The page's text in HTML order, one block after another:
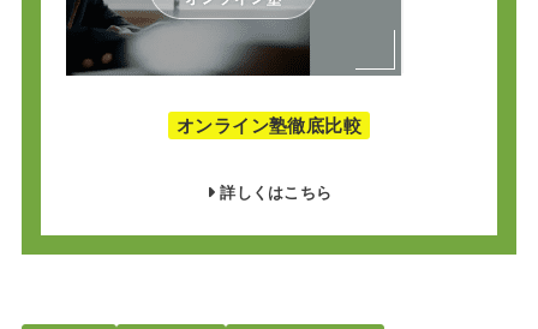
オンライン塾徹底比較
詳しくはこちら